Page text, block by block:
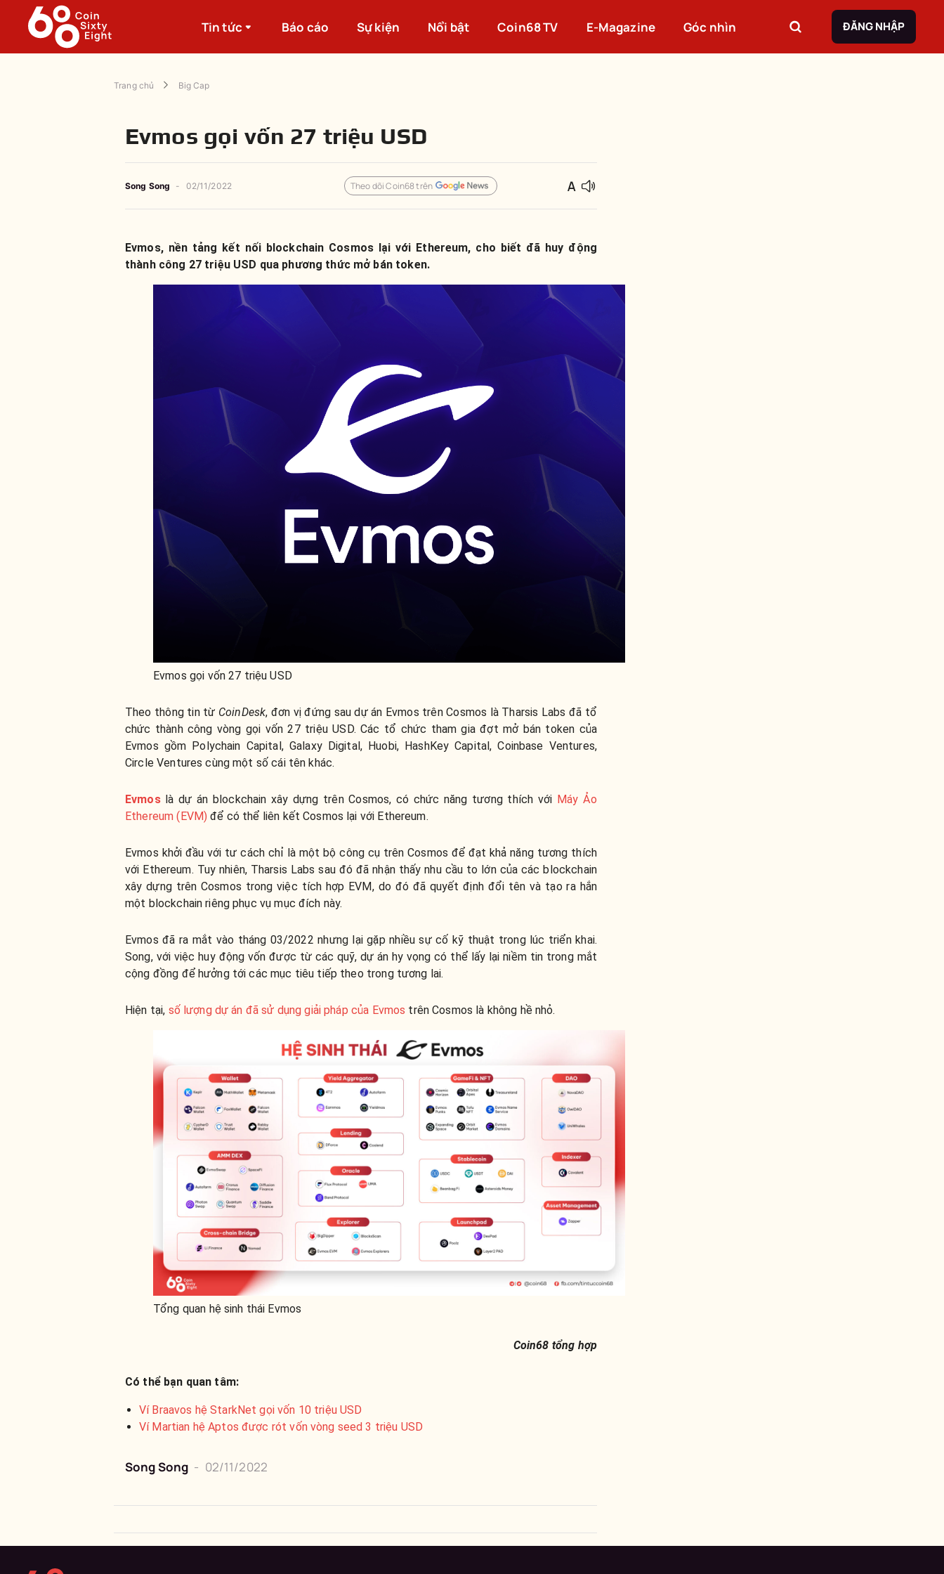
Tin tức Báo cáo Sự kiện Nổi bật Coin68 TV E-Magazine Góc nhìn ĐĂNG NHẬP
Trang chủ Big Cap
Evmos gọi vốn 27 triệu USD
Song Song - 02/11/2022 Theo dõi Coin68 trên
Evmos, nền tảng kết nối blockchain Cosmos lại với Ethereum, cho biết đã huy động
thành công 27 triệu USD qua phương thức mở bán token.
Evmos gọi vốn 27 triệu USD
Theo thông tin từ CoinDesk, đơn vị đứng sau dự án Evmos trên Cosmos là Tharsis Labs đã tổ
chức thành công vòng gọi vốn 27 triệu USD. Các tổ chức tham gia đợt mở bán token của
Evmos gồm Polychain Capital, Galaxy Digital, Huobi, HashKey Capital, Coinbase Ventures,
Circle Ventures cùng một số cái tên khác.
Evmos là dự án blockchain xây dựng trên Cosmos, có chức năng tương thích với Máy Ảo
Ethereum (EVM) để có thể liên kết Cosmos lại với Ethereum.
Evmos khởi đầu với tư cách chỉ là một bộ công cụ trên Cosmos để đạt khả năng tương thích
với Ethereum. Tuy nhiên, Tharsis Labs sau đó đã nhận thấy nhu cầu to lớn của các blockchain
xây dựng trên Cosmos trong việc tích hợp EVM, do đó đã quyết định đổi tên và tạo ra hắn
một blockchain riêng phục vụ mục đích này.
Evmos đã ra mắt vào tháng 03/2022 nhưng lại gặp nhiều sự cố kỹ thuật trong lúc triển khai.
Song, với việc huy động vốn được từ các quỹ, dự án hy vọng có thể lấy lại niềm tin trong mắt
cộng đồng để hưởng tới các mục tiêu tiếp theo trong tương lai.
Hiện tại, số lượng dự án đã sử dụng giải pháp của Evmos trên Cosmos là không hề nhỏ.
Tổng quan hệ sinh thái Evmos
Coin68 tổng hợp
Có thể bạn quan tâm:
Ví Braavos hệ StarkNet gọi vốn 10 triệu USD
Ví Martian hệ Aptos được rót vốn vòng seed 3 triệu USD
Song Song - 02/11/2022